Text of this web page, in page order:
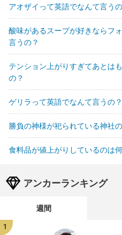
アオザイって英語でなんて言う
酸味があるスープが好きならフ
言うの？
テンション上がりすぎてあとは
の？
ゲリラって英語でなんて言うの？
勝負の神様が祀られている神社
食料品が値上がりしているのは
アンカーランキング
週間
1